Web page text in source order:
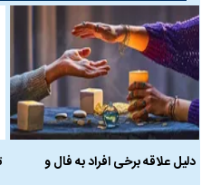
ببینید| سیاستمدار نیوزلندی از داخل
حمام به جلسه پیوست!